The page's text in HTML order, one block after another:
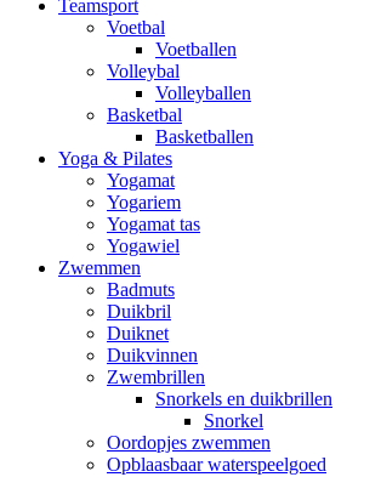
Teamsport
Voetbal
Voetballen
Volleybal
Volleyballen
Basketbal
Basketballen
Yoga & Pilates
Yogamat
Yogariem
Yogamat tas
Yogawiel
Zwemmen
Badmuts
Duikbril
Duiknet
Duikvinnen
Zwembrillen
Snorkels en duikbrillen
Snorkel
Oordopjes zwemmen
Opblaasbaar waterspeelgoed